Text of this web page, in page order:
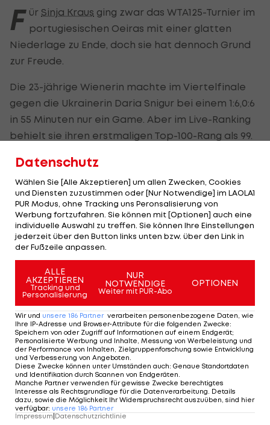
F ür Sinja Kraus ging zwar das WTA125-Turnier im
portugiesischen Oeiras mit einer glatten
Niederlage zu Ende, doch sie hat dennoch Grund
zur Freude.
Die 23-jährige Wienerin machte im Viertelfinale
gegen die Ukrainerin Daria Snigur bei einem 1:6,0:6
in 55 Minuten nur ein Game. Aber im Live-Ranking
behielt sie ihren erstmaligen Top-100-Rang als 99.
überholt werden.
Damit scheinen ab Montag mit Julia Grabher, der
eingebürgerten Russin Anastasia Potapova und
Kraus erstmals seit 2010 drei ÖTV-Spielerinnen in
diesem Kreis auf. Damals waren dies Tamira
Paszek, Yvonne Meusburger und Patricia Mayr-
Achleitner.
Ausfall für einige
Wochen: Das ist
Misolics Diagnose
Tennis - ATP
Mehr zum Thema
Datenschutz
Wählen Sie [Alle Akzeptieren] um allen Zwecken, Cookies
und Diensten zuzustimmen oder [Nur Notwendige] im LAOLA1
PUR Modus, ohne Tracking uns Peronsalisierung von
Werbung fortzufahren. Sie können mit [Optionen] auch eine
individuelle Auswahl zu treffen. Sie können Ihre Einstellungen
jederzeit über den Button links unten bzw. über den Link in
der Fußzeile anpassen.
ALLE
AKZEPTIEREN
Tracking und
Personalisierung
NUR
NOTWENDIGE
Weiter mit PUR-Abo
OPTIONEN
Wir und unsere 186 Partner verarbeiten personenbezogene Daten, wie
Ihre IP-Adresse und Browser-Attribute für die folgenden Zwecke:
Speichern von oder Zugriff auf Informationen auf einem Endgerät;
Personalisierte Werbung und Inhalte, Messung von Werbeleistung und
der Performance von Inhalten, Zielgruppenforschung sowie Entwicklung
und Verbesserung von Angeboten
Diese Zwecke können unter Umständen auch: Genaue Standortdaten
und Identifikation durch Scannen von Endgeräten
Manche Partner verwenden für gewisse Zwecke berechtigtes
Interesse als Rechtsgrundlage für die Datenverarbeitung. Details
dazu, sowie die Möglichkeit Ihr Widerspruchsrecht auszuüben, sind hier
verfügbar: unsere 186 Partner
Impressum|Datenschutzrichtlinie